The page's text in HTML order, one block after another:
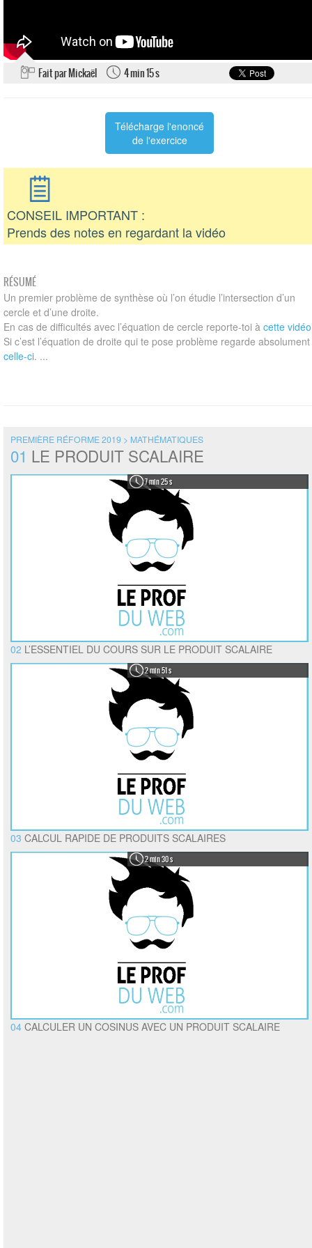
Fait par Mickaël 4 min 15 s
Télécharge l'enoncé
de l'exercice
CONSEIL IMPORTANT :
Prends des notes en regardant la vidéo
RÉSUMÉ
Un premier problème de synthèse où l’on étudie l’intersection d’un
cercle et d’une droite.
En cas de difficultés avec l’équation de cercle reporte-toi à cette vidéo
Si c’est l’équation de droite qui te pose problème regarde absolument
celle-ci. ...
PREMIÈRE RÉFORME 2019 > MATHÉMATIQUES
01 LE PRODUIT SCALAIRE
7 min 25 s
02 L’ESSENTIEL DU COURS SUR LE PRODUIT SCALAIRE
2 min 51 s
03 CALCUL RAPIDE DE PRODUITS SCALAIRES
2 min 30 s
04 CALCULER UN COSINUS AVEC UN PRODUIT SCALAIRE